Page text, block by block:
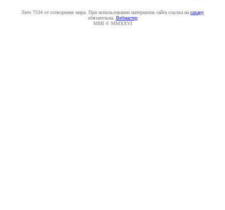
Лето 7534 от сотворения мира. При использовании материалов сайта ссылка на caxapу
обязательна. Вебмастер
MMI © MMXXVI